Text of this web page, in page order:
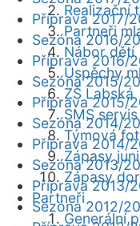
Realizační
Partneři
Nábor dětí
Úspěchy
ZŠ Labská
SMS servis
Týmová
Zápasy
Zápasy
Partneři
Generální
Příprava 2017/
Sezóna 2016/
Příprava 2016/
Sezóna 2015/
Příprava 2015/
Sezóna 2014/
Příprava 2014/
Sezóna 2013/
Příprava 2013/
Sezóna 2012/